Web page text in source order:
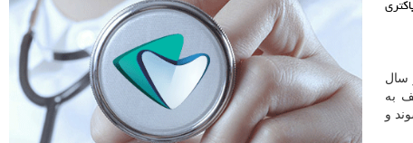
سال
به
و